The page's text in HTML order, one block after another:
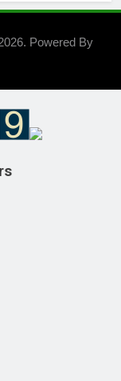
Powered By